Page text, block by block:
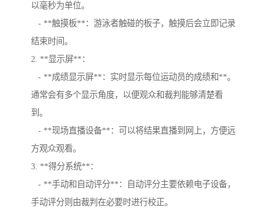
以毫秒为单位。
- **触摸板**：游泳者触碰的板子，触摸后会立即记录
结束时间。
2. **显示屏**：
- **成绩显示屏**：实时显示每位运动员的成绩和**。
通常会有多个显示角度，以便观众和裁判能够清楚看
到。
- **现场直播设备**：可以将结果直播到网上，方便远
方观众观看。
3. **得分系统**：
- **手动和自动评分**：自动评分主要依赖电子设备，
手动评分则由裁判在必要时进行校正。